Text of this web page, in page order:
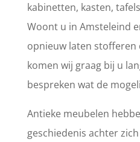
kabinetten, kasten,
Woont u in Amsteleind
opnieuw laten stofferen
komen wij graag bij u
bespreken wat de
Antieke meubelen
geschiedenis achter